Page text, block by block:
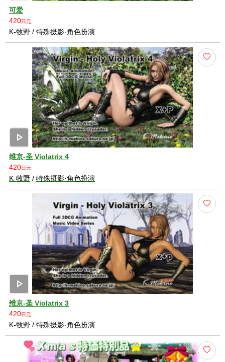
可爱
420日元
K-牧野 / 特殊摄影·角色扮演
play_arrow
维京-圣 Violatrix 4
420日元
K-牧野 / 特殊摄影·角色扮演
play_arrow
维京-圣 Violatrix 3
420日元
K-牧野 / 特殊摄影·角色扮演